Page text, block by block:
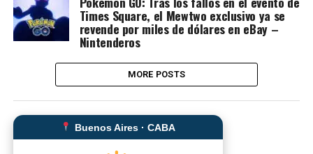
Times Square, el Mewtwo exclusivo ya se
revende por miles de dólares en eBay –
Nintenderos
MORE POSTS
Buenos Aires · CABA